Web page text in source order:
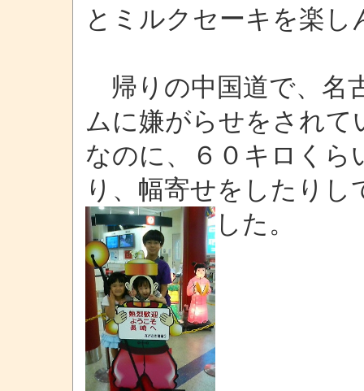
とミルクセーキを楽し
帰りの中国道で、名
ムに嫌がらせをされて
なのに、６０キロくら
り、幅寄せをしたりし
した。